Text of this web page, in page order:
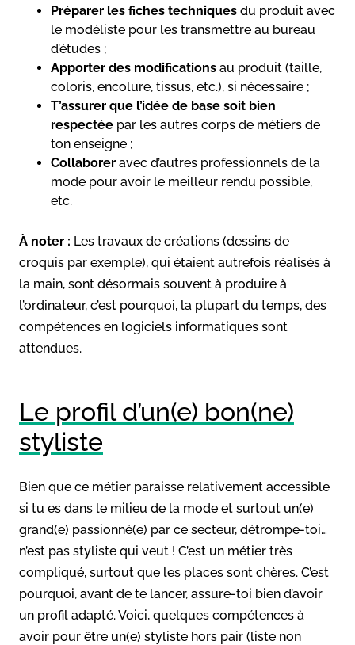
Préparer les fiches techniques du produit avec
le modéliste pour les transmettre au bureau
d’études ;
Apporter des modifications au produit (taille,
coloris, encolure, tissus, etc.), si nécessaire ;
T’assurer que l’idée de base soit bien
respectée par les autres corps de métiers de
ton enseigne ;
Collaborer avec d’autres professionnels de la
mode pour avoir le meilleur rendu possible,
etc.
À noter : Les travaux de créations (dessins de
croquis par exemple), qui étaient autrefois réalisés à
la main, sont désormais souvent à produire à
l’ordinateur, c’est pourquoi, la plupart du temps, des
compétences en logiciels informatiques sont
attendues.
Le profil d’un(e) bon(ne)
styliste
Bien que ce métier paraisse relativement accessible
si tu es dans le milieu de la mode et surtout un(e)
grand(e) passionné(e) par ce secteur, détrompe-toi…
n’est pas styliste qui veut ! C’est un métier très
compliqué, surtout que les places sont chères. C’est
pourquoi, avant de te lancer, assure-toi bien d’avoir
un profil adapté. Voici, quelques compétences à
avoir pour être un(e) styliste hors pair (liste non